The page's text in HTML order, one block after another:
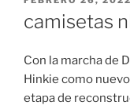
camisetas
Con la marcha de
Hinkie como
etapa de